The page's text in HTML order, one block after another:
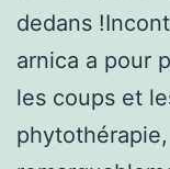
dedans
arnica a pour
les coups et